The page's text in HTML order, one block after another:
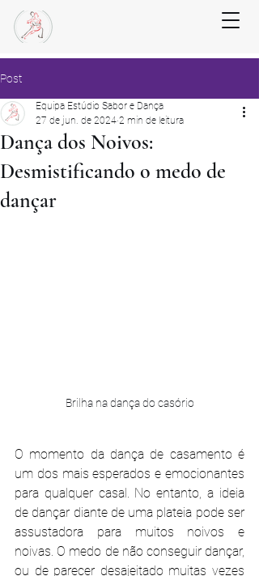
Post
Dança dos Noivos:
Desmistificando o medo de
dançar
Equipa Estúdio Sabor e Dança
27 de jun. de 2024 2 min de leitura
Brilha na dança do casório
O momento da dança de casamento é
um dos mais esperados e emocionantes
para qualquer casal. No entanto, a ideia
de dançar diante de uma plateia pode ser
assustadora para muitos noivos e
noivas. O medo de não conseguir dançar,
ou de parecer desajeitado muitas vezes